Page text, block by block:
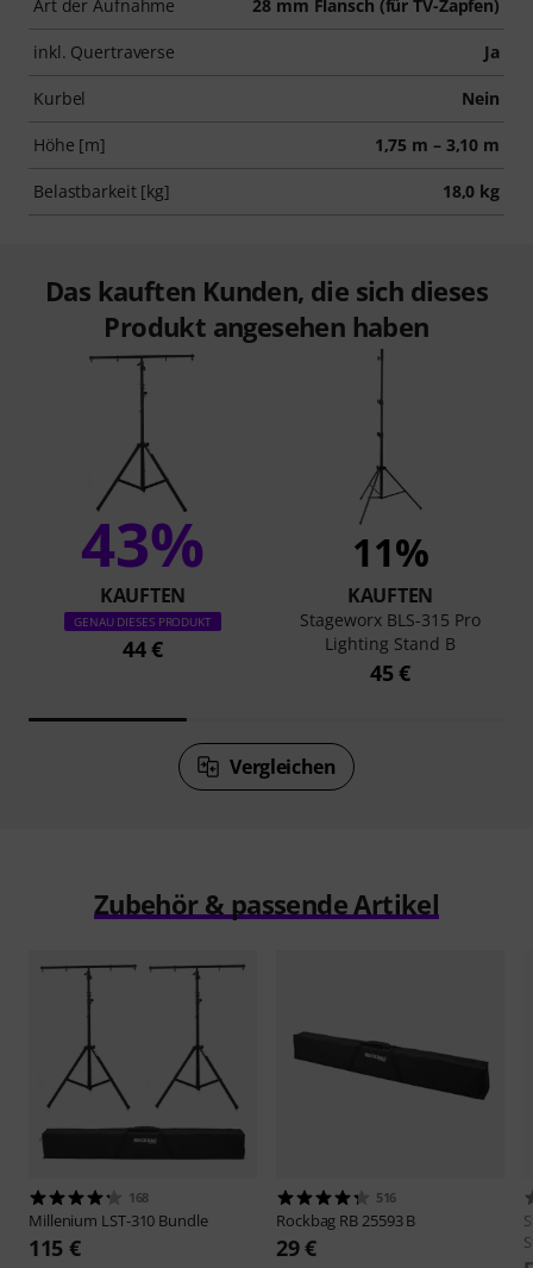
Art der Aufnahme 28 mm Flansch (für TV-Zapfen)
inkl. Quertraverse Ja
Kurbel Nein
Höhe [m] 1,75 m – 3,10 m
Belastbarkeit [kg] 18,0 kg
Das kauften Kunden, die sich dieses
Produkt angesehen haben
43%
KAUFTEN
GENAU DIESES PRODUKT
44 €
11%
KAUFTEN
Stageworx BLS-315 Pro
Lighting Stand B
45 €
Vergleichen
Zubehör & passende Artikel
168
Millenium LST-310 Bundle
115 €
516
Rockbag RB 25593 B
29 €